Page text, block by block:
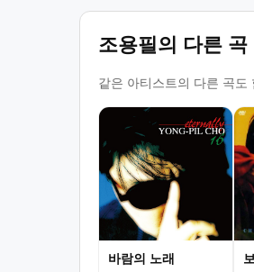
조용필의 다른 곡
같은 아티스트의 다른 곡도
바람의 노래